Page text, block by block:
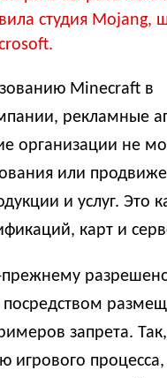
студия Mojang,
Minecraft в
рекламные
организации не
или
и услуг. Это
карт и
запрета.
игрового